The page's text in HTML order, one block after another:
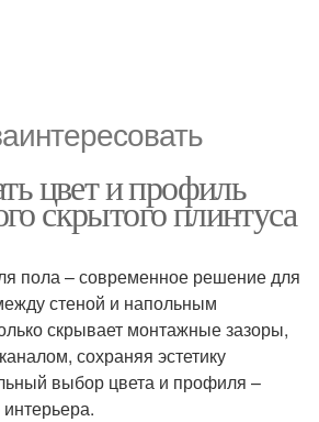
цвет и профиль
скрытого плинтуса
пола – современное решение для
стеной и напольным
скрывает монтажные зазоры,
сохраняя эстетику
выбор цвета и профиля –